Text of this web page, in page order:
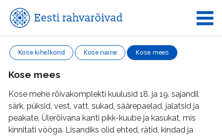
Kose kihelkond Kose naine Kose mees
Kose mees
Kose mehe rõivakomplekti kuulusid 18. ja 19. sajandil
särk, püksid, vest, vatt, sukad, säärepaelad, jalatsid ja
peakate. Ülerõivana kanti pikk-kuube ja kasukat, mis
kinnitati vööga. Lisandiks olid ehted, rätid, kindad ja